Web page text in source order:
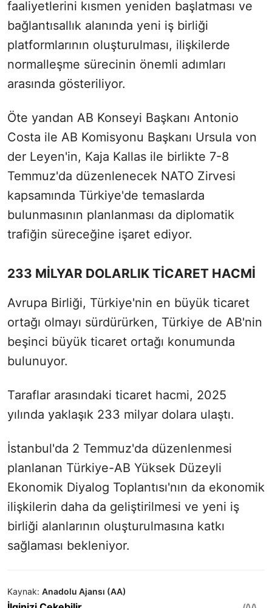
faaliyetlerini kısmen yeniden başlatması ve
bağlantısallık alanında yeni iş birliği
platformlarının oluşturulması, ilişkilerde
normalleşme sürecinin önemli adımları
arasında gösteriliyor.
Öte yandan AB Konseyi Başkanı Antonio
Costa ile AB Komisyonu Başkanı Ursula von
der Leyen'in, Kaja Kallas ile birlikte 7-8
Temmuz'da düzenlenecek NATO Zirvesi
kapsamında Türkiye'de temaslarda
bulunmasının planlanması da diplomatik
trafiğin süreceğine işaret ediyor.
233 MİLYAR DOLARLIK TİCARET HACMİ
Avrupa Birliği, Türkiye'nin en büyük ticaret
ortağı olmayı sürdürürken, Türkiye de AB'nin
beşinci büyük ticaret ortağı konumunda
bulunuyor.
Taraflar arasındaki ticaret hacmi, 2025
yılında yaklaşık 233 milyar dolara ulaştı.
İstanbul'da 2 Temmuz'da düzenlenmesi
planlanan Türkiye-AB Yüksek Düzeyli
Ekonomik Diyalog Toplantısı'nın da ekonomik
ilişkilerin daha da geliştirilmesi ve yeni iş
birliği alanlarının oluşturulmasına katkı
sağlaması bekleniyor.
Kaynak: Anadolu Ajansı (AA)